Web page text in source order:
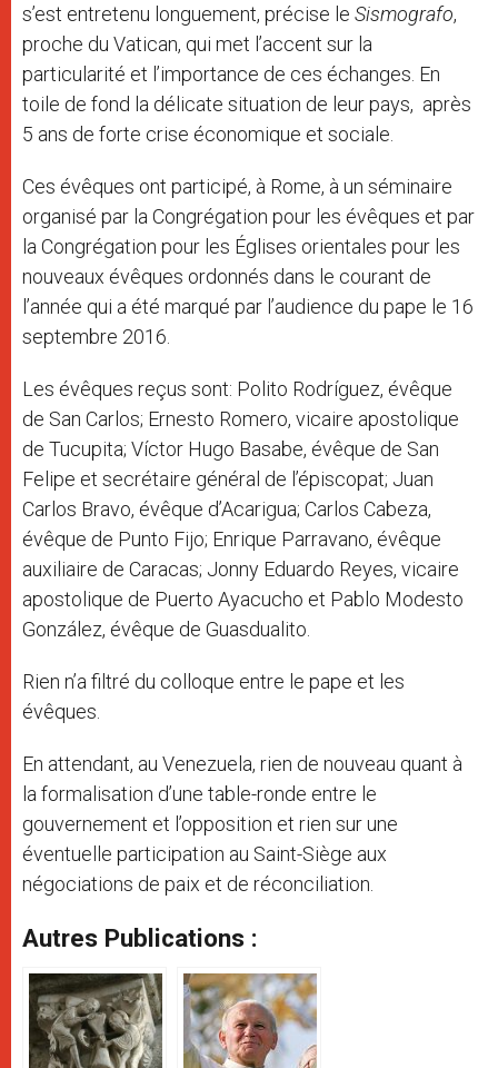
s’est entretenu longuement, précise le Sismografo,
proche du Vatican, qui met l’accent sur la
particularité et l’importance de ces échanges. En
toile de fond la délicate situation de leur pays, après
5 ans de forte crise économique et sociale.
Ces évêques ont participé, à Rome, à un séminaire
organisé par la Congrégation pour les évêques et par
la Congrégation pour les Églises orientales pour les
nouveaux évêques ordonnés dans le courant de
l’année qui a été marqué par l’audience du pape le 16
septembre 2016.
Les évêques reçus sont: Polito Rodríguez, évêque
de San Carlos; Ernesto Romero, vicaire apostolique
de Tucupita; Víctor Hugo Basabe, évêque de San
Felipe et secrétaire général de l’épiscopat; Juan
Carlos Bravo, évêque d’Acarigua; Carlos Cabeza,
évêque de Punto Fijo; Enrique Parravano, évêque
auxiliaire de Caracas; Jonny Eduardo Reyes, vicaire
apostolique de Puerto Ayacucho et Pablo Modesto
González, évêque de Guasdualito.
Rien n’a filtré du colloque entre le pape et les
évêques.
En attendant, au Venezuela, rien de nouveau quant à
la formalisation d’une table-ronde entre le
gouvernement et l’opposition et rien sur une
éventuelle participation au Saint-Siège aux
négociations de paix et de réconciliation.
Autres Publications :